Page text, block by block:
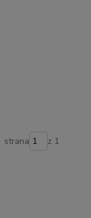
strana z 1